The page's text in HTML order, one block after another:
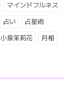
マインドフルネス
占い 占星術
小泉茉莉花 月相